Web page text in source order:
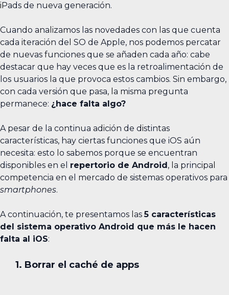
iPads de nueva generación.
Cuando analizamos las novedades con las que cuenta
cada iteración del SO de Apple, nos podemos percatar
de nuevas funciones que se añaden cada año: cabe
destacar que hay veces que es la retroalimentación de
los usuarios la que provoca estos cambios. Sin embargo,
con cada versión que pasa, la misma pregunta
permanece: ¿hace falta algo?
A pesar de la continua adición de distintas
características, hay ciertas funciones que iOS aún
necesita: esto lo sabemos porque se encuentran
disponibles en el repertorio de Android, la principal
competencia en el mercado de sistemas operativos para
smartphones.
A continuación, te presentamos las5 características
del sistema operativo Android que más le hacen
falta al iOS:
1. Borrar el caché de apps